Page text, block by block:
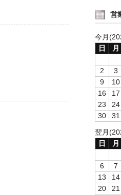
営
今月
日
月
2
3
9
10
16
17
23
24
30
31
翌月
日
月
6
7
13
14
20
21